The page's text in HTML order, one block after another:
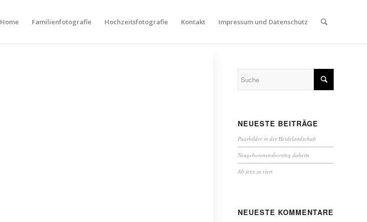
Home Familienfotografie Hochzeitsfotografie Kontakt Impressum und Datenschutz
NEUESTE BEITRÄGE
Paarbilder in der Heidelandschaft
Neugeborenenshooting daheim
Ab jetzt zu viert
NEUESTE KOMMENTARE